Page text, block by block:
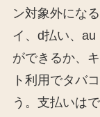
ン対象外にな
イ、d払い、
ができるか、
ト利用でタバ
う。支払いは